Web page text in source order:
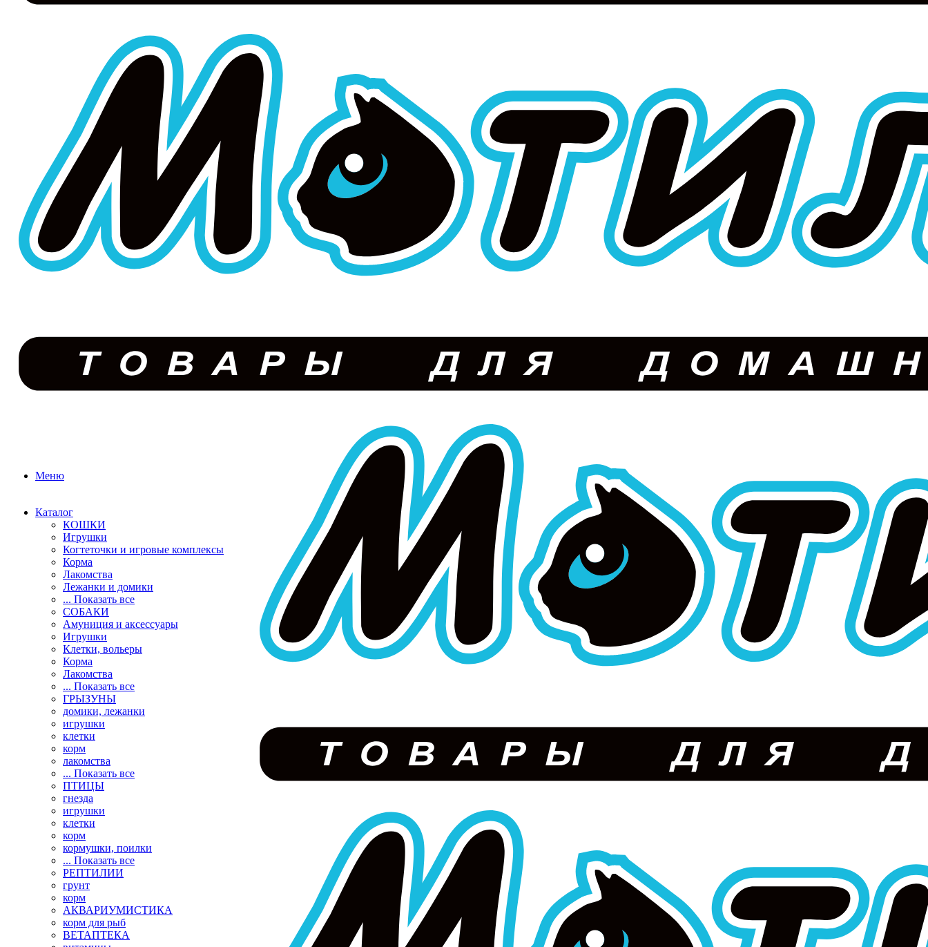
Меню
Каталог
КОШКИ
Игрушки
Когтеточки и игровые комплексы
Корма
Лакомства
Лежанки и домики
... Показать все
СОБАКИ
Амуниция и аксессуары
Игрушки
Клетки, вольеры
Корма
Лакомства
... Показать все
ГРЫЗУНЫ
домики, лежанки
игрушки
клетки
корм
лакомства
... Показать все
ПТИЦЫ
гнезда
игрушки
клетки
корм
кормушки, поилки
... Показать все
РЕПТИЛИИ
грунт
корм
АКВАРИУМИСТИКА
корм для рыб
ВЕТАПТЕКА